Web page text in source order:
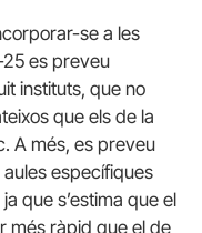
se a les
es preveu
instituts, que no
que els de la
A més, es preveu
específiques
que s’estima que el
més ràpid que el de